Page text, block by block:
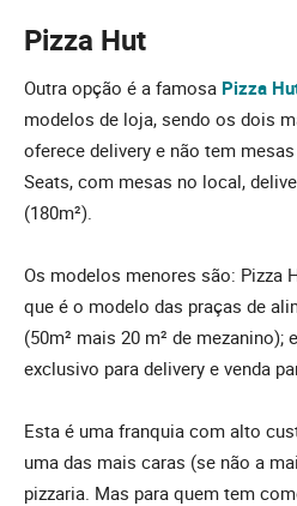
Pizza Hut
Outra opção é a famosa Pizza
modelos de loja, sendo os dois
oferece delivery e não tem
Seats, com mesas no local,
(180m²).
Os modelos menores são: Pizza
que é o modelo das praças de
(50m² mais 20 m² de mezanino);
exclusivo para delivery e venda
Esta é uma franquia com alto
uma das mais caras (se não a
pizzaria. Mas para quem tem